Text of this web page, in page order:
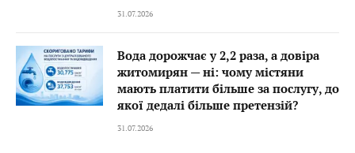
31.07.2026
Вода дорожчає у 2,2 раза, а довіра
житомирян — ні: чому містяни
мають платити більше за послугу, до
якої дедалі більше претензій?
31.07.2026